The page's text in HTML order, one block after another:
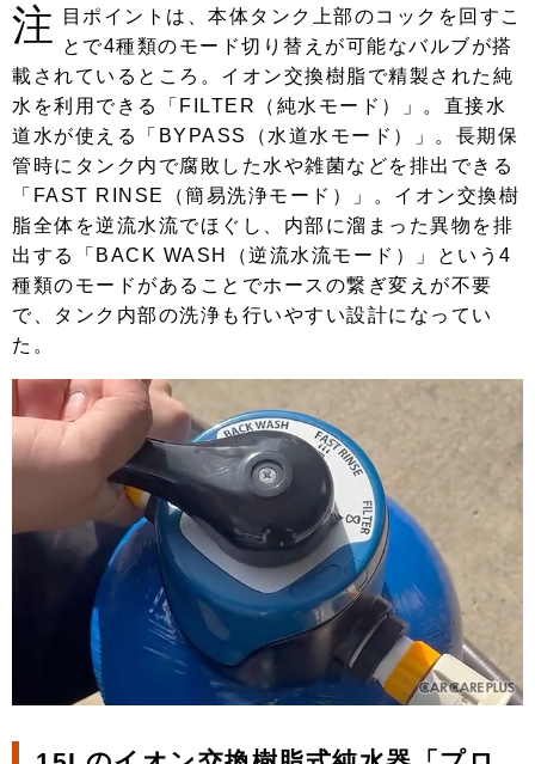
注
目ポイントは、本体タンク上部のコックを回すこ
とで4種類のモード切り替えが可能なバルブが搭
載されているところ。イオン交換樹脂で精製された純
水を利用できる「FILTER（純水モード）」。直接水
道水が使える「BYPASS（水道水モード）」。長期保
管時にタンク内で腐敗した水や雑菌などを排出できる
「FAST RINSE（簡易洗浄モード）」。イオン交換樹
脂全体を逆流水流でほぐし、内部に溜まった異物を排
出する「BACK WASH（逆流水流モード）」という4
種類のモードがあることでホースの繋ぎ変えが不要
で、タンク内部の洗浄も行いやすい設計になってい
た。